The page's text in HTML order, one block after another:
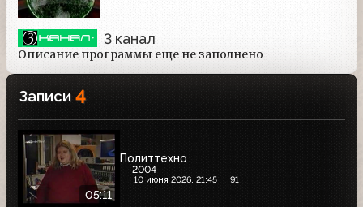
3 канал
Описание программы еще не заполнено
Записи 4
05:11
Политтехно
2004
10 июня 2026, 21:45 91